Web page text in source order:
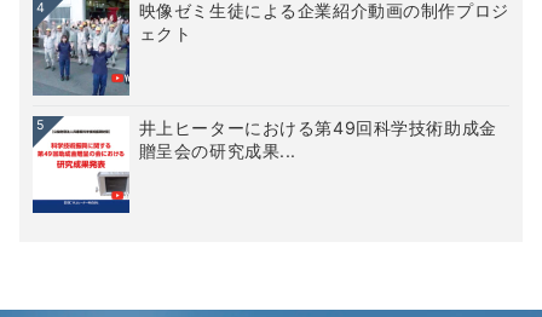
4
映像ゼミ生徒による企業紹介動画の制作プロジ
ェクト
5
井上ヒーターにおける第49回科学技術助成金
贈呈会の研究成果...